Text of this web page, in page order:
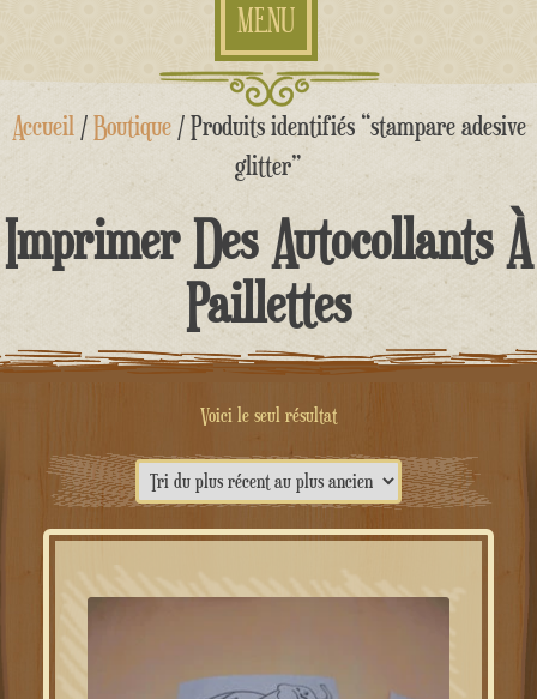
MENU
Aller
auAccueil /Boutique/ Produits identifiés “stampare adesive
glitter”
Imprimer Des Autocollants À
Paillettes
Voici le seul résultat